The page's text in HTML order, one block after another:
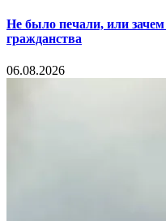
Не было печали, или
гражданства
06.08.2026